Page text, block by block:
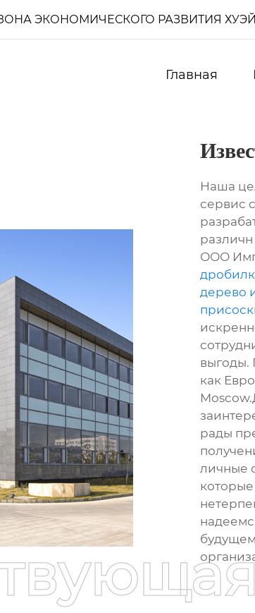
ЭКОНОМИЧЕСКОГО РАЗВИТИЯ
Главная
Наша
сервис
ООО
дерево
выгоды.
как
рады
личные